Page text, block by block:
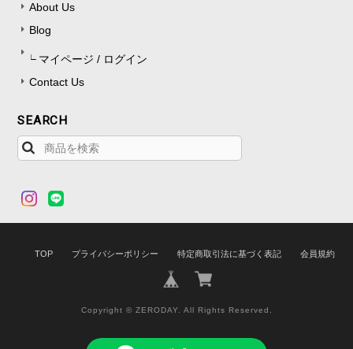
About Us
Blog
マイページ / ログイン
Contact Us
SEARCH
TOP プライバシーポリシー 特定商取引法に基づく表記 会員規約
Copyright © ZERODAY. All Rights Reserved.